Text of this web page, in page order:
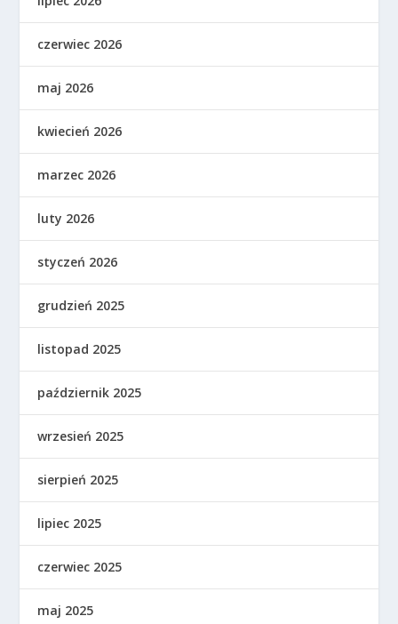
czerwiec 2026
maj 2026
kwiecień 2026
marzec 2026
luty 2026
styczeń 2026
grudzień 2025
listopad 2025
październik 2025
wrzesień 2025
sierpień 2025
lipiec 2025
czerwiec 2025
maj 2025